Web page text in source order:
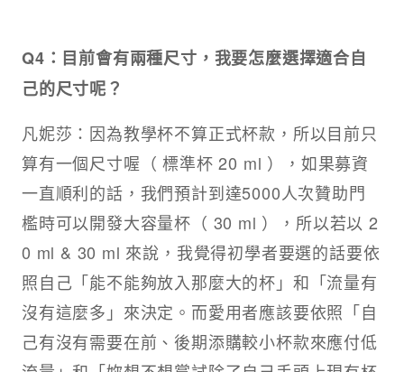
Q4：目前會有兩種尺寸，我要怎麼選擇適合自
己的尺寸呢？
凡妮莎：因為教學杯不算正式杯款，所以目前只
算有一個尺寸喔（ 標準杯 20 ml ），如果募資
一直順利的話，我們預計到達5000人次贊助門
檻時可以開發大容量杯（ 30 ml ），所以若以 2
0 ml & 30 ml 來說，我覺得初學者要選的話要依
照自己「能不能夠放入那麼大的杯」和「流量有
沒有這麼多」來決定。而愛用者應該要依照「自
己有沒有需要在前、後期添購較小杯款來應付低